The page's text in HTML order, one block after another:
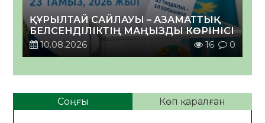
ҚҰРЫЛТАЙ САЙЛАУЫ – АЗАМАТТЫҚ
БЕЛСЕНДІЛІКТІҢ МАҢЫЗДЫ КӨРІНІСІ
10.08.2026
16 0
Соңғы Көп қаралған